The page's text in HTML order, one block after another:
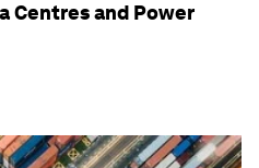
Centres and Power